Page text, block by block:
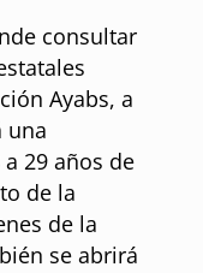
consultar
Ayabs, a
una
29 años de
de la
de la
se abrirá